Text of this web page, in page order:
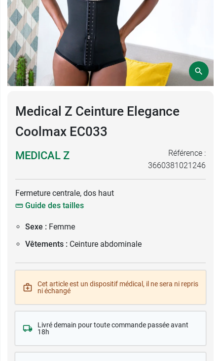
Medical Z Ceinture Elegance
Coolmax EC033
MEDICAL Z
Référence :
3660381021246
Fermeture centrale, dos haut
Guide des tailles
Sexe : Femme
Vêtements : Ceinture abdominale
Cet article est un dispositif médical, il ne sera ni repris
ni échangé
Livré demain pour toute commande passée avant
18h